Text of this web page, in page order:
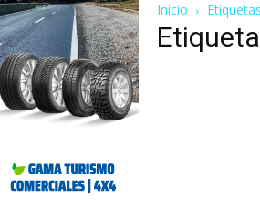
Inicio Etiquetas